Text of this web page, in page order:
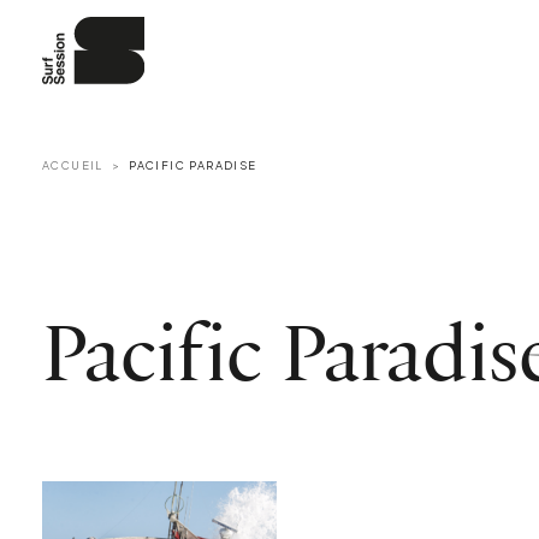
ACCUEIL PACIFIC PARADISE
Pacific